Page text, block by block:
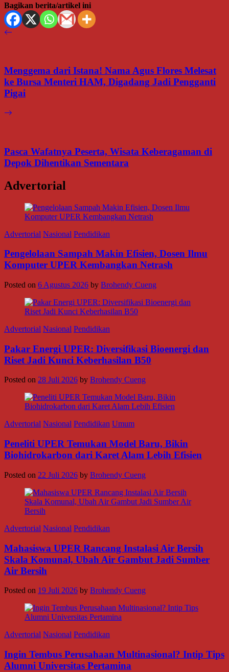
Bagikan berita/artikel ini
Menggema dari Istana! Nama Agus Flores Melesat
ke Bursa Menteri HAM, Digadang Jadi Pengganti
Pigai
Pasca Wafatnya Peserta, Wisata Keberagaman di
Depok Dihentikan Sementara
Advertorial
Advertorial Nasional Pendidikan
Pengelolaan Sampah Makin Efisien, Dosen Ilmu
Komputer UPER Kembangkan Netrash
Posted on 6 Agustus 2026 by Brohendy Cueng
Advertorial Nasional Pendidikan
Pakar Energi UPER: Diversifikasi Bioenergi dan
Riset Jadi Kunci Keberhasilan B50
Posted on 28 Juli 2026 by Brohendy Cueng
Advertorial Nasional Pendidikan Umum
Peneliti UPER Temukan Model Baru, Bikin
Biohidrokarbon dari Karet Alam Lebih Efisien
Posted on 22 Juli 2026 by Brohendy Cueng
Advertorial Nasional Pendidikan
Mahasiswa UPER Rancang Instalasi Air Bersih
Skala Komunal, Ubah Air Gambut Jadi Sumber
Air Bersih
Posted on 19 Juli 2026 by Brohendy Cueng
Advertorial Nasional Pendidikan
Ingin Tembus Perusahaan Multinasional? Intip Tips
Alumni Universitas Pertamina